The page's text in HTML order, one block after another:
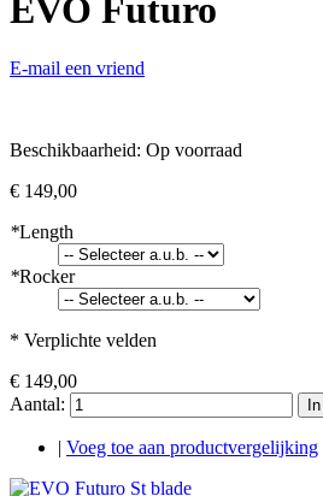
EVO Futuro
E-mail een vriend
Beschikbaarheid: Op voorraad
€ 149,00
*Length
*Rocker
* Verplichte velden
€ 149,00
Aantal:
Voeg toe aan productvergelijking